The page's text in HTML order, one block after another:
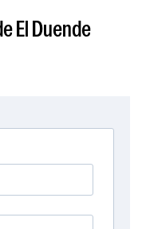
El Duende